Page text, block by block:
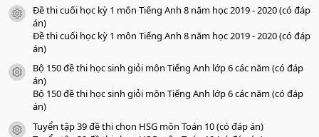
icon tài liệu
Đề thi cuối học kỳ 1 môn Tiếng Anh 8 năm học 2019 - 2020 (có đáp
án)
Đề thi cuối học kỳ 1 môn Tiếng Anh 8 năm học 2019 - 2020 (có đáp
án)
icon tài liệu
Bộ 150 đề thi học sinh giỏi môn Tiếng Anh lớp 6 các năm (có đáp
án)
Bộ 150 đề thi học sinh giỏi môn Tiếng Anh lớp 6 các năm (có đáp
án)
icon tài liệu
Tuyển tập 39 đề thi chọn HSG môn Toán 10 (có đáp án)